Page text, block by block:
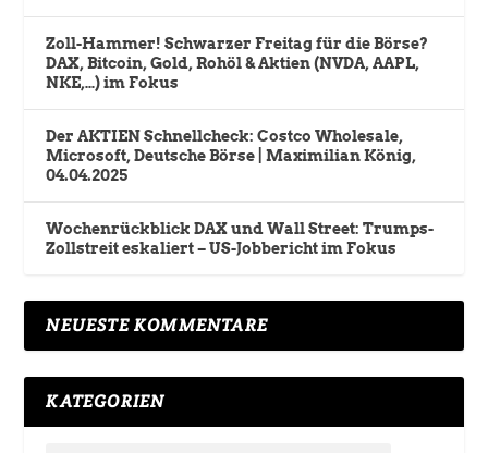
Zoll-Hammer! Schwarzer Freitag für die Börse?
DAX, Bitcoin, Gold, Rohöl & Aktien (NVDA, AAPL,
NKE,…) im Fokus
Der AKTIEN Schnellcheck: Costco Wholesale,
Microsoft, Deutsche Börse | Maximilian König,
04.04.2025
Wochenrückblick DAX und Wall Street: Trumps-
Zollstreit eskaliert – US-Jobbericht im Fokus
NEUESTE KOMMENTARE
KATEGORIEN